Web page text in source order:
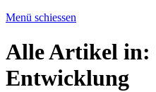
Menü schiessen
Alle Artikel in:
Entwicklung